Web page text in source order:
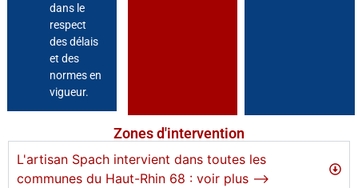
dans le
respect
des délais
et des
normes en
vigueur.
Zones d'intervention
L'artisan Spach intervient dans toutes les
communes du Haut-Rhin 68 : voir plus -->